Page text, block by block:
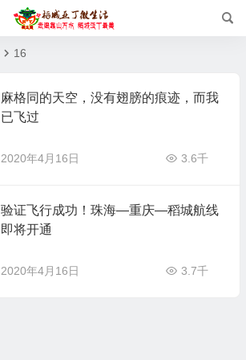
16
麻格同的天空，没有翅膀的痕迹，而我
已飞过
2020年4月16日 3.6千
验证飞行成功！珠海—重庆—稻城航线
即将开通
2020年4月16日 3.7千